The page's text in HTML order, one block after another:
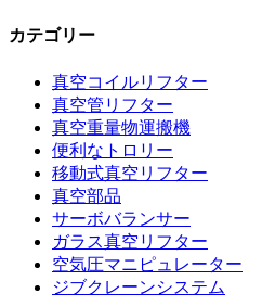
カテゴリー
真空コイルリフター
真空管リフター
真空重量物運搬機
便利なトロリー
移動式真空リフター
真空部品
サーボバランサー
ガラス真空リフター
空気圧マニピュレーター
ジブクレーンシステム